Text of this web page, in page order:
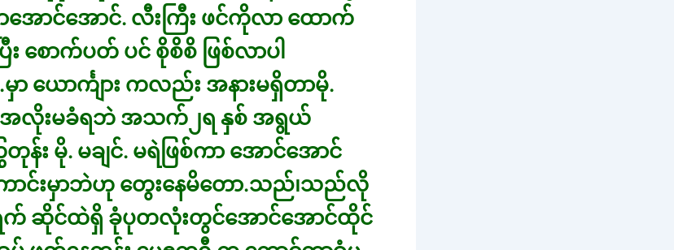
ာအောင်အောင်. လီးကြီး ဖင်ကိုလာ ထောက်
း စောက်ပတ် ပင် စိုစိစိ ဖြစ်လာပါ
ယောင်္ကျား ကလည်း အနားမရှိတာမို.
းအလိုးမခံရဘဲ အသက်၂ရ နှစ် အရွယ်
န်း မို. မချင်. မရဲဖြစ်ကာ အောင်အောင်
ာင်းမှာဘဲဟု တွေးနေမိတော.သည်၊သည်လို
က် ဆိုင်ထဲရှိ ခုံပုတလုံးတွင်အောင်အောင်ထိုင်